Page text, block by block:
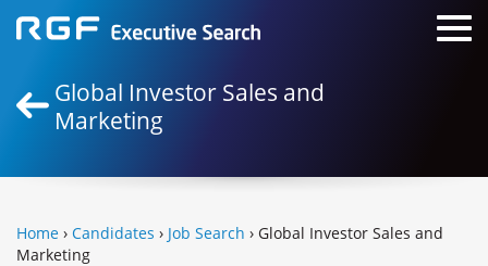
Global Investor Sales and
Marketing
Home › Candidates › Job Search › Global Investor Sales and
Marketing